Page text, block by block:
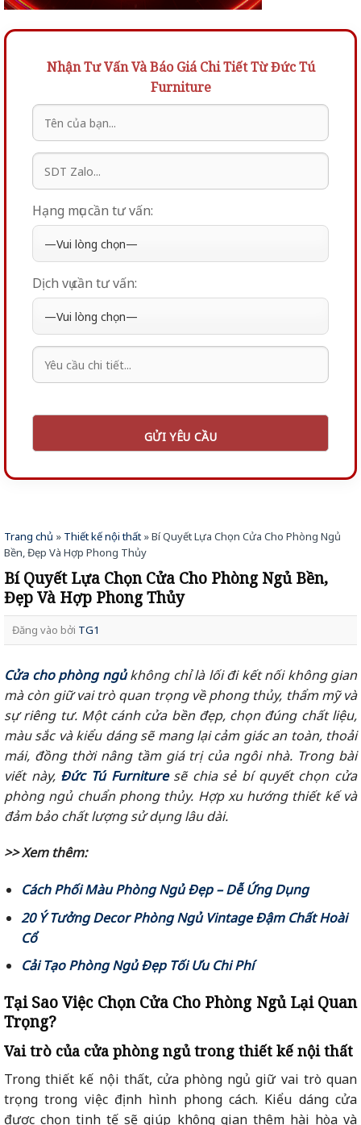
Nhận Tư Vấn Và Báo Giá Chi Tiết Từ Đức Tú
Furniture
Hạng mục cần tư vấn:
Dịch vụ cần tư vấn:
Trang chủ » Thiết kế nội thất »Bí Quyết Lựa Chọn Cửa Cho Phòng Ngủ
Bền, Đẹp Và Hợp Phong Thủy
Bí Quyết Lựa Chọn Cửa Cho Phòng Ngủ Bền,
Đẹp Và Hợp Phong Thủy
Đăng vào bởi TG1
Cửa cho phòng ngủkhông chỉ là lối đi kết nối không gian
mà còn giữ vai trò quan trọng về phong thủy, thẩm mỹ và
sự riêng tư. Một cánh cửa bền đẹp, chọn đúng chất liệu,
màu sắc và kiểu dáng sẽ mang lại cảm giác an toàn, thoải
mái, đồng thời nâng tầm giá trị của ngôi nhà. Trong bài
viết này, Đức Tú Furniture sẽ chia sẻ bí quyết chọn cửa
phòng ngủ chuẩn phong thủy. Hợp xu hướng thiết kế và
đảm bảo chất lượng sử dụng lâu dài.
>> Xem thêm:
Cách Phối Màu Phòng Ngủ Đẹp – Dễ Ứng Dụng
20 Ý Tưởng Decor Phòng Ngủ Vintage Đậm Chất Hoài
Cổ
Cải Tạo Phòng Ngủ Đẹp Tối Ưu Chi Phí
Tại Sao Việc Chọn Cửa Cho Phòng Ngủ Lại Quan
Trọng?
Vai trò của cửa phòng ngủ trong thiết kế nội thất
Trong thiết kế nội thất, cửa phòng ngủ giữ vai trò quan
trọng trong việc định hình phong cách. Kiểu dáng cửa
được chọn tinh tế sẽ giúp không gian thêm hài hòa và